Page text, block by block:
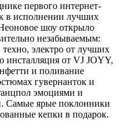
первого интернет-
в исполнении лучших
шоу открыло
незабываемым:
техно, электро от лучших
инсталляция от VJ JOYY,
и поливание
гувернанток и
эмоциями и
Самые ярые поклонники
кепки в подарок.